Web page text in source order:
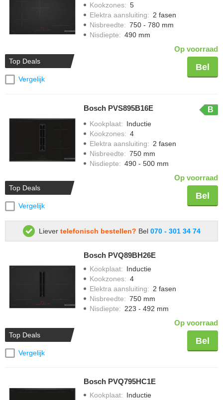
Top Deals
Vergelijk
Kookzones: 5
Elektra aansluiting: 2 fasen
Nisbreedte: 750 - 780 mm
Nisdiepte: 490 mm
Op voorraad
Bel
Top Deals
Vergelijk
Bosch PVS895B16E B
Kookplaat: Inductie
Kookzones: 4
Elektra aansluiting: 2 fasen
Nisbreedte: 750 mm
Nisdiepte: 490 - 500 mm
Op voorraad
Bel
Liever telefonisch bestellen? Bel 070 - 301 34 74
Top Deals
Vergelijk
Bosch PVQ89BH26E
Kookplaat: Inductie
Kookzones: 4
Elektra aansluiting: 2 fasen
Nisbreedte: 750 mm
Nisdiepte: 223 - 492 mm
Op voorraad
Bel
Bosch PVQ795HC1E
Kookplaat: Inductie